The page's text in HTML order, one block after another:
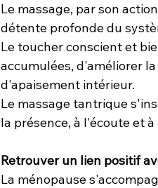
Le massage, par son
détente profonde du
Le toucher conscient et
accumulées, d'améliorer
d'apaisement intérieur.
Le massage tantrique
la présence, à l'écoute et
Retrouver un lien positif
La ménopause